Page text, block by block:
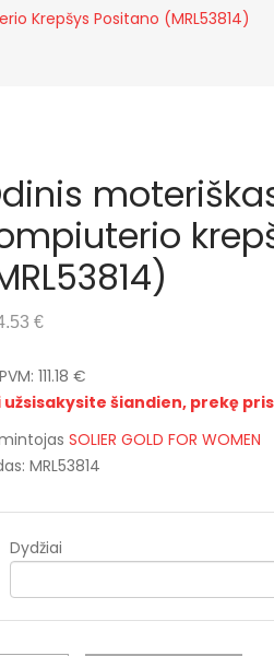
Krepšys Positano (MRL53814)
€
111.18 €
užsisakysite šiandien, prekę
SOLIER GOLD FOR WOMEN
MRL53814
Dydžiai